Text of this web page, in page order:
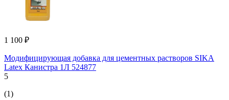
1 100 ₽
Модифицирующая добавка для цементных растворов SIKA
Latex Канистра 1Л 524877
5
(1)